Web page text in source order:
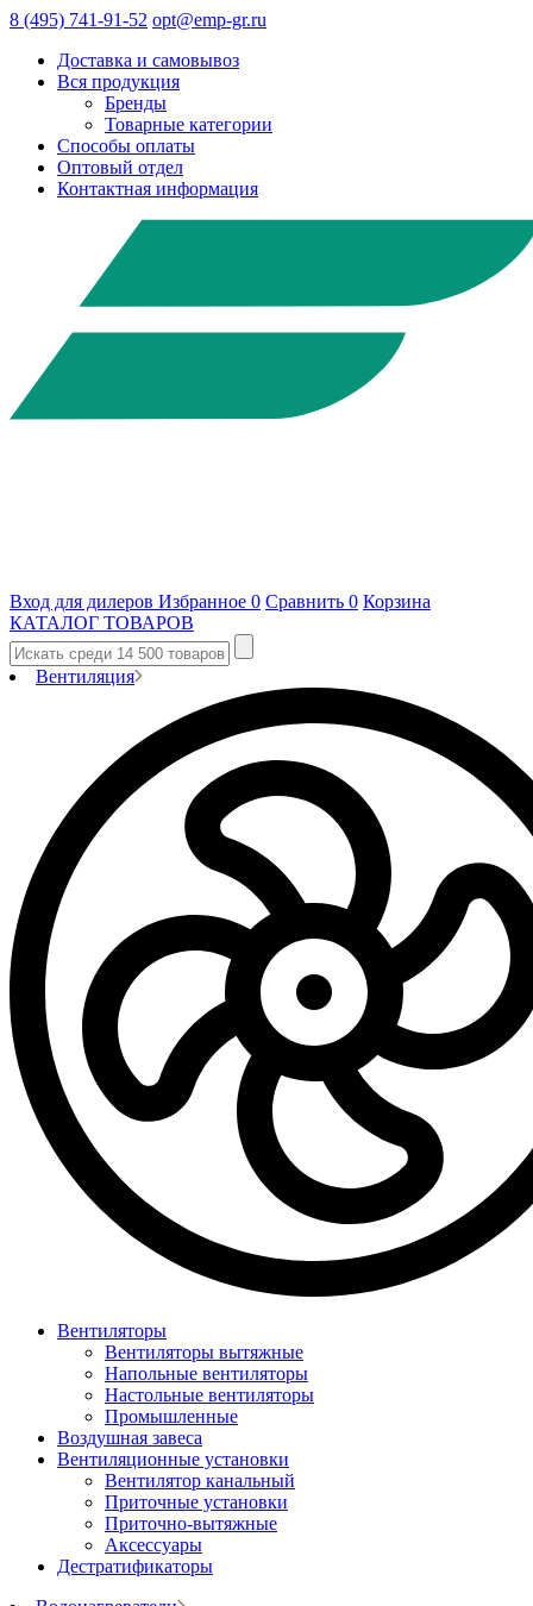
8 (495) 741-91-52 opt@emp-gr.ru
Доставка и самовывоз
Вся продукция
Бренды
Товарные категории
Способы оплаты
Оптовый отдел
Контактная информация
Вход для дилеров Избранное 0 Сравнить 0 Корзина
КАТАЛОГ ТОВАРОВ
Вентиляция
Вентиляторы
Вентиляторы вытяжные
Напольные вентиляторы
Настольные вентиляторы
Промышленные
Воздушная завеса
Вентиляционные установки
Вентилятор канальный
Приточные установки
Приточно-вытяжные
Аксессуары
Дестратификаторы